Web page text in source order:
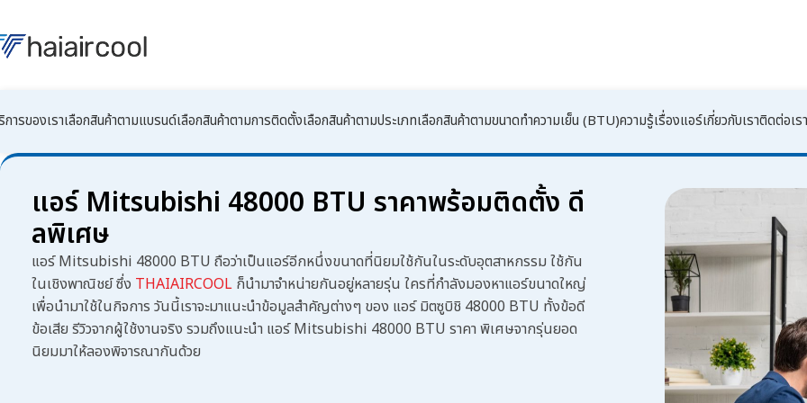
การของเราเลือกสินค้าตามแบรนด์เลือกสินค้าตามการติดตั้งเลือกสินค้าตามประเภทเลือกสินค้าตามขนาดทำความเย็น (BTU)ความรู้เรื่องแอร์เกี่ยวกับเราติดต่อเรา
แอร์ Mitsubishi 48000 BTU ราคาพร้อมติดตั้ง ดี
ลพิเศษ
แอร์ Mitsubishi 48000 BTU ถือว่าเป็นแอร์อีกหนึ่งขนาดที่นิยมใช้กันในระดับอุตสาหกรรม ใช้กัน
ในเชิงพาณิชย์ ซึ่ง THAIAIRCOOL ก็นำมาจำหน่ายกันอยู่หลายรุ่น ใครที่กำลังมองหาแอร์ขนาดใหญ่
เพื่อนำมาใช้ในกิจการ วันนี้เราจะมาแนะนำข้อมูลสำคัญต่างๆ ของ แอร์ มิตซูบิชิ 48000 BTU ทั้งข้อดี
ข้อเสีย รีวิวจากผู้ใช้งานจริง รวมถึงแนะนำ แอร์ Mitsubishi 48000 BTU ราคา พิเศษจากรุ่นยอด
นิยมมาให้ลองพิจารณากันด้วย